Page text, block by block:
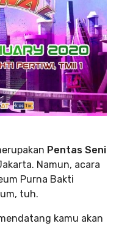
Pentas Seni
Namun, acara
Purna Bakti
tuh.
kamu akan